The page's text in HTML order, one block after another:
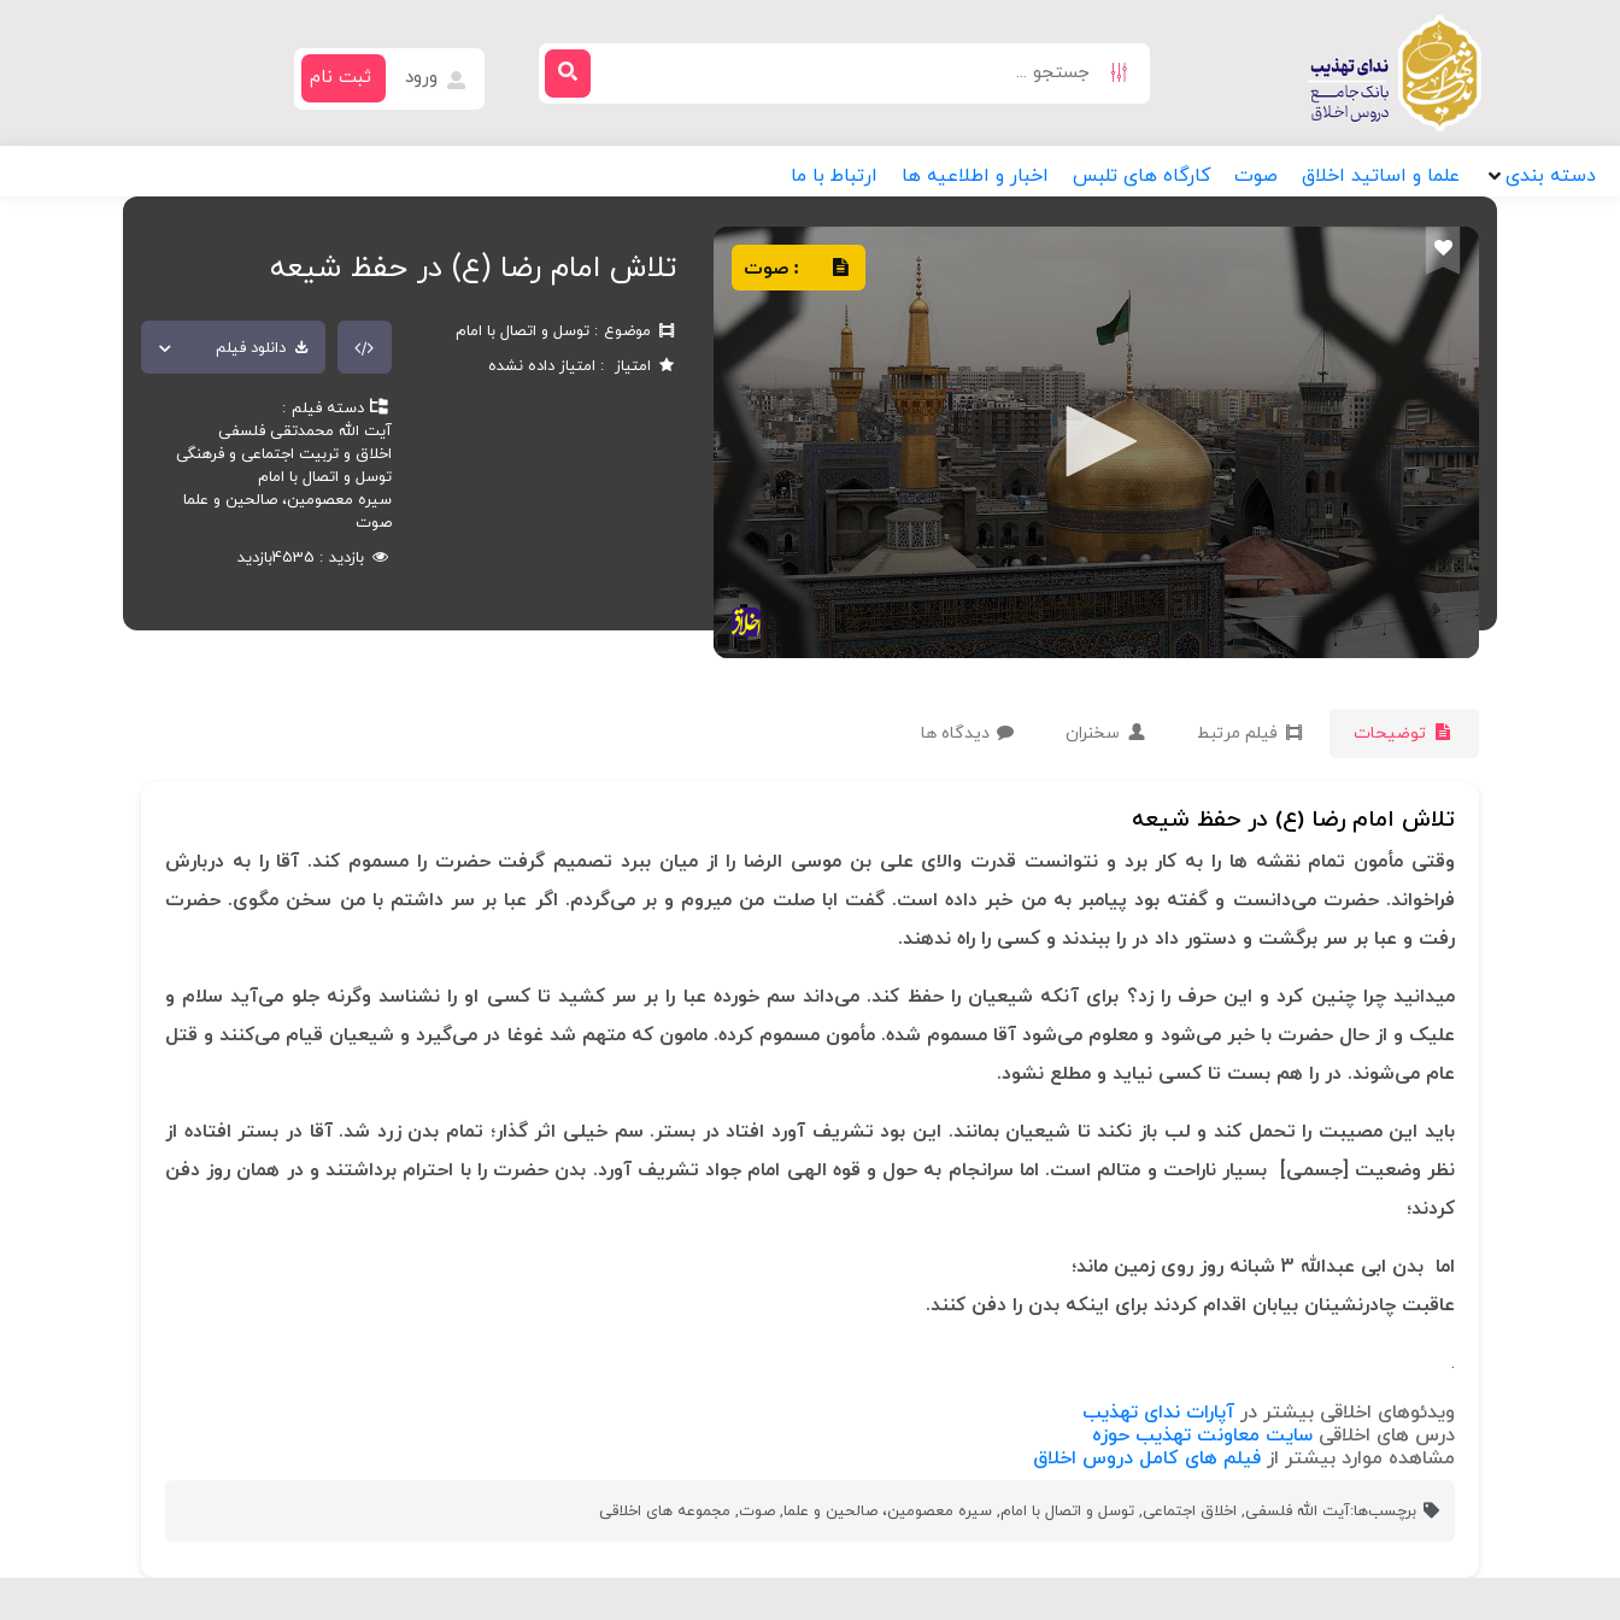
ورود ثبت نام
دسته بندی علما و اساتید اخلاق صوت کارگاه های تلبس اخبار و اطلاعیه ها ارتباط با ما
: صوت تلاش امام رضا (ع) در حفظ شیعه
موضوع
توسل و اتصال با امام
امتیاز
امتیاز داده نشده
دانلود فیلم
دسته فیلم
آیت الله محمدتقی فلسفی
اخلاق و تربیت اجتماعی و فرهنگی
توسل و اتصال با امام
سیره معصومین، صالحین و علما
صوت
بازدید
4535بازدید
توضیحات فیلم مرتبط سخنران دیدگاه ها
تلاش امام رضا (ع) در حفظ شیعه
وقتی مأمون تمام نقشه ها را به کار برد و نتوانست قدرت والای علی بن موسی الرضا را از میان ببرد تصمیم گرفت حضرت را مسموم کند. آقا را به دربارش
فراخواند. حضرت می‌دانست و گفته بود پیامبر به من خبر داده است. گفت ابا صلت من میروم و بر می‌گردم. اگر عبا بر سر داشتم با من سخن مگوی. حضرت
رفت و عبا بر سر برگشت و دستور داد در را ببندند و کسی را راه ندهند.
میدانید چرا چنین کرد و این حرف را زد؟ برای آنکه شیعیان را حفظ کند. می‌داند سم خورده عبا را بر سر کشید تا کسی او را نشناسد وگرنه جلو می‌آید سلام و
علیک و از حال حضرت با خبر می‌شود و معلوم می‌شود آقا مسموم شده. مأمون مسموم کرده. مامون که متهم شد غوغا در می‌گیرد و شیعیان قیام می‌کنند و قتل
عام می‌شوند. در را هم بست تا کسی نیاید و مطلع نشود.
باید این مصیبت را تحمل کند و لب باز نکند تا شیعیان بمانند. این بود تشریف آورد افتاد در بستر. سم خیلی اثر گذار؛ تمام بدن زرد شد. آقا در بستر افتاده از
نظر وضعیت [جسمی] بسیار ناراحت و متالم است. اما سرانجام به حول و قوه الهی امام جواد تشریف آورد. بدن حضرت را با احترام برداشتند و در همان روز دفن
کردند؛
اما بدن ابی عبدالله 3 شبانه روز روی زمین ماند؛
عاقبت چادرنشینان بیابان اقدام کردند برای اینکه بدن را دفن کنند.
.
ویدئوهای اخلاقی بیشتر در آپارات ندای تهذیب
درس های اخلاقی سایت معاونت تهذیب حوزه
مشاهده موارد بیشتر از فیلم های کامل دروس اخلاق
برچسب‌ها:آیت الله فلسفی, اخلاق اجتماعی,توسل و اتصال با امام,سیره معصومین، صالحین و علما,صوت, مجموعه های اخلاقی